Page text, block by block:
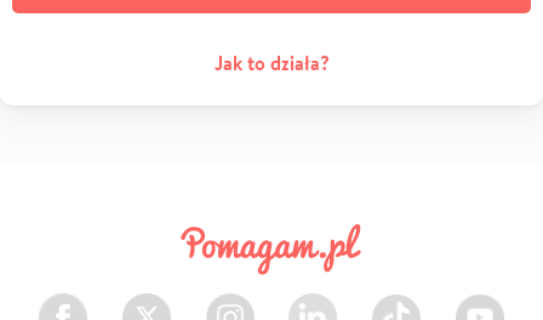
Jak to działa?
Facebook Twitter Instagram LinkedIn TikTok Youtube